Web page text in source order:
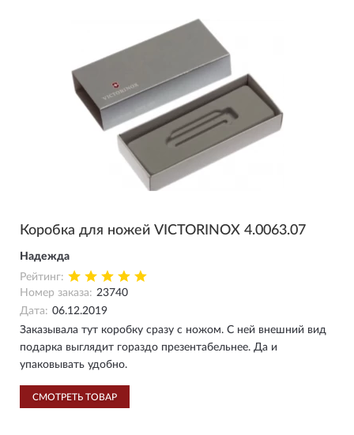
Коробка для ножей VICTORINOX 4.0063.07
Надежда
Рейтинг:
Номер заказа: 23740
Дата: 06.12.2019
Заказывала тут коробку сразу с ножом. С ней внешний вид
подарка выглядит гораздо презентабельнее. Да и
упаковывать удобно.
СМОТРЕТЬ ТОВАР